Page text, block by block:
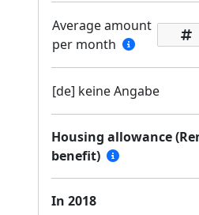
Average amount
per month
[de] keine Angabe
Housing allowance
benefit)
In 2018